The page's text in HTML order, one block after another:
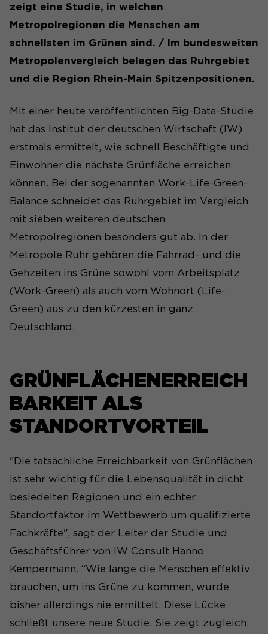
zeigt eine Studie, in welchen
Metropolregionen die Menschen am
schnellsten im Grünen sind. / Im bundesweiten
Metropolenvergleich belegen das Ruhrgebiet
und die Region Rhein-Main Spitzenpositionen.
Mit einer heute veröffentlichten Big-Data-Studie
hat das Institut der deutschen Wirtschaft (IW)
erstmals ermittelt, wie schnell Beschäftigte und
Einwohner die nächste Grünfläche erreichen
können. Bei der sogenannten Work-Life-Green-
Balance schneidet das Ruhrgebiet im Vergleich
mit sieben weiteren deutschen
Metropolregionen besonders gut ab. In der
Metropole Ruhr gehören die Fahrrad- und die
Gehzeiten ins Grüne sowohl vom Arbeitsplatz
(Work-Green) als auch vom Wohnort (Life-
Green) aus zu den kürzesten in ganz
Deutschland.
GRÜNFLÄCHENERREICH
BARKEIT ALS
STANDORTVORTEIL
"Die tatsächliche Erreichbarkeit von Grünflächen
ist sehr wichtig für die Lebensqualität in dicht
besiedelten Regionen und ein echter
Standortfaktor im Wettbewerb um qualifizierte
Fachkräfte", sagt der Leiter der Studie und
Geschäftsführer von IW Consult Hanno
Kempermann. “Wie lange die Menschen effektiv
brauchen, um ins Grüne zu kommen, wurde
bisher allerdings nie ermittelt. Diese Lücke
schließt unsere neue Studie. Sie zeigt zugleich,